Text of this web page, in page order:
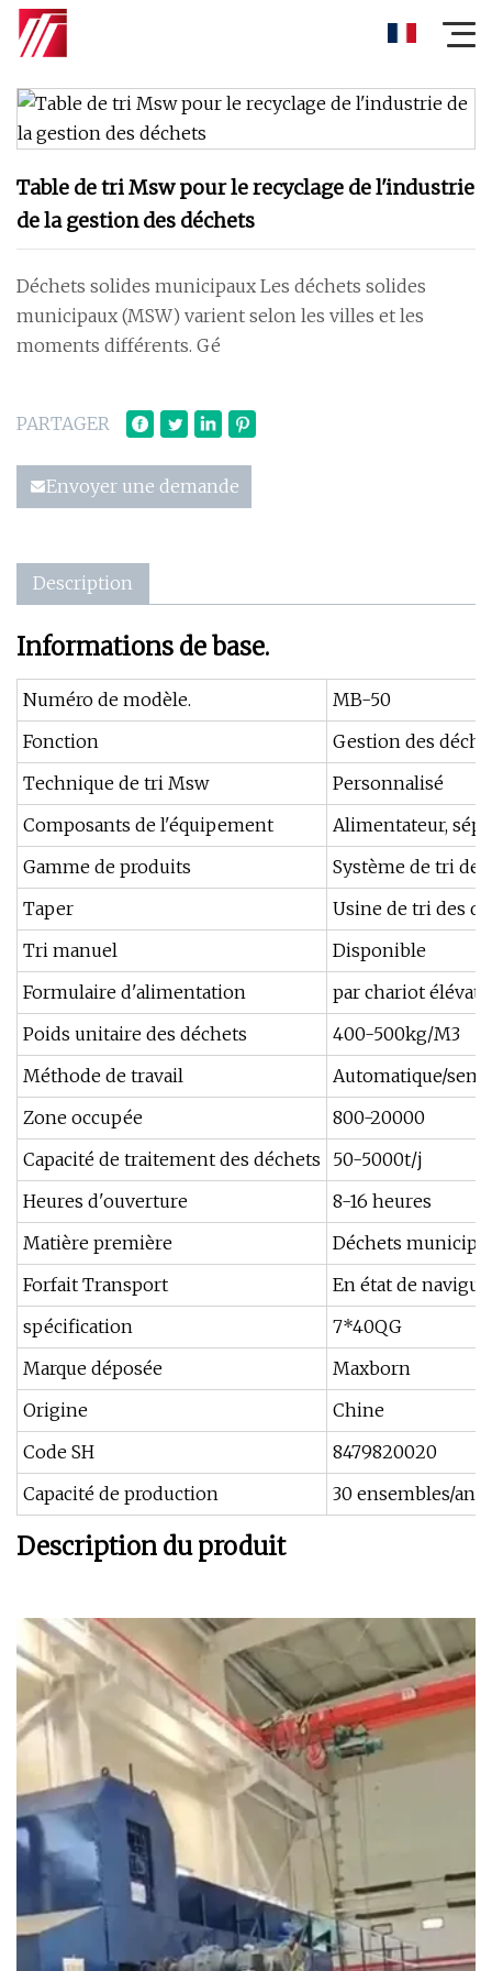
Table de tri Msw pour le recyclage de l'industrie
de la gestion des déchets
Déchets solides municipaux Les déchets solides
municipaux (MSW) varient selon les villes et les
moments différents. Gé
PARTAGER
Envoyer une demande
Description
Informations de base.
Numéro de modèle.
MB-50
Fonction
Gestion des
Technique de tri Msw
Personnalisé
Composants de l'équipement
Alimentateur,
Gamme de produits
Système de tri
Taper
Usine de tri des
Tri manuel
Disponible
Formulaire d'alimentation
par chariot
Poids unitaire des déchets
400-500kg/M3
Méthode de travail
Automatique/
Zone occupée
800-20000
Capacité de traitement des déchets
50-5000t/j
Heures d'ouverture
8-16 heures
Matière première
Déchets
Forfait Transport
En état de
spécification
7*40QG
Marque déposée
Maxborn
Origine
Chine
Code SH
8479820020
Capacité de production
30 ensembles/an
Description du produit